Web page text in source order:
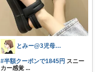
とみー@3児母の部屋⭐️
#半額クーポンで1845円 スニー
カー感覚 ...